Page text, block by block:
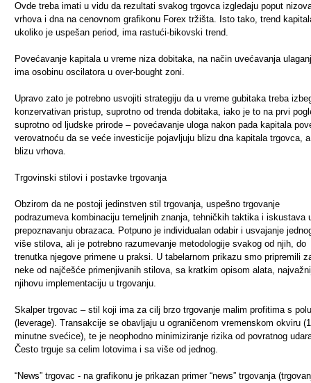
Ovde treba imati u vidu da rezultati svakog trgovca izgledaju poput
vrhova i dna na cenovnom grafikonu Forex tržišta. Isto tako, trend
ukoliko je uspešan period, ima rastući-bikovski trend.
Povećavanje kapitala u vreme niza dobitaka, na način uvećavanja
ima osobinu oscilatora u over-bought zoni.
Upravo zato je potrebno usvojiti strategiju da u vreme gubitaka treba
konzervativan pristup, suprotno od trenda dobitaka, iako je to na prvi
suprotno od ljudske prirode – povećavanje uloga nakon pada kapitala
verovatnoću da se veće investicije pojavljuju blizu dna kapitala trgovca,
blizu vrhova.
Trgovinski stilovi i postavke trgovanja
Obzirom da ne postoji jedinstven stil trgovanja, uspešno trgovanje
podrazumeva kombinaciju temeljnih znanja, tehničkih taktika i iskustava
prepoznavanju obrazaca. Potpuno je individualan odabir i usvajanje
više stilova, ali je potrebno razumevanje metodologije svakog od njih, do
trenutka njegove primene u praksi. U tabelarnom prikazu smo pripremili
neke od najčešće primenjivanih stilova, sa kratkim opisom alata,
njihovu implementaciju u trgovanju.
Skalper trgovac – stil koji ima za cilj brzo trgovanje malim profitima s
(leverage). Transakcije se obavljaju u ograničenom vremenskom okviru
minutne svećice), te je neophodno minimiziranje rizika od povratnog
Često trguje sa celim lotovima i sa više od jednog.
“News” trgovac - na grafikonu je prikazan primer “news” trgovanja